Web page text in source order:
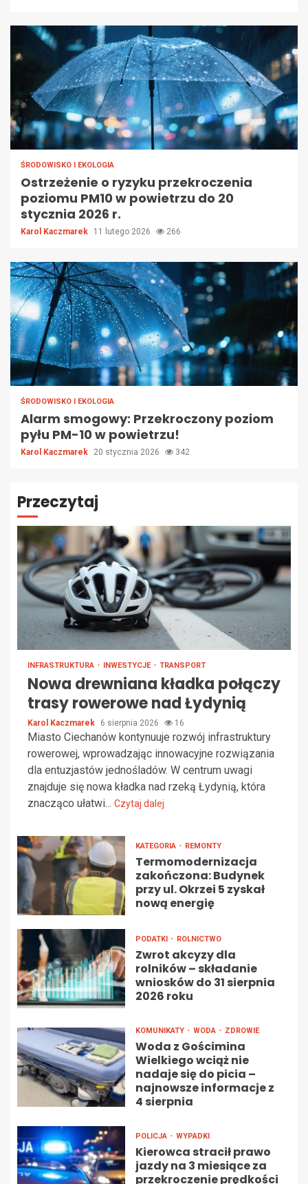
ŚRODOWISKO I EKOLOGIA
Ostrzeżenie o ryzyku przekroczenia
poziomu PM10 w powietrzu do 20
stycznia 2026 r.
Karol Kaczmarek 11 lutego 2026 266
ŚRODOWISKO I EKOLOGIA
Alarm smogowy: Przekroczony poziom
pyłu PM-10 w powietrzu!
Karol Kaczmarek 20 stycznia 2026 342
Przeczytaj
INFRASTRUKTURA INWESTYCJE TRANSPORT
Nowa drewniana kładka połączy
trasy rowerowe nad Łydynią
Karol Kaczmarek 6 sierpnia 2026 16
Miasto Ciechanów kontynuuje rozwój infrastruktury
rowerowej, wprowadzając innowacyjne rozwiązania
dla entuzjastów jednośladów. W centrum uwagi
znajduje się nowa kładka nad rzeką Łydynią, która
znacząco ułatwi... Czytaj dalej
KATEGORIA REMONTY
Termomodernizacja
zakończona: Budynek
przy ul. Okrzei 5 zyskał
nową energię
PODATKI ROLNICTWO
Zwrot akcyzy dla
rolników – składanie
wniosków do 31 sierpnia
2026 roku
KOMUNIKATY WODA ZDROWIE
Woda z Gościmina
Wielkiego wciąż nie
nadaje się do picia –
najnowsze informacje z
4 sierpnia
POLICJA WYPADKI
Kierowca stracił prawo
jazdy na 3 miesiące za
przekroczenie prędkości